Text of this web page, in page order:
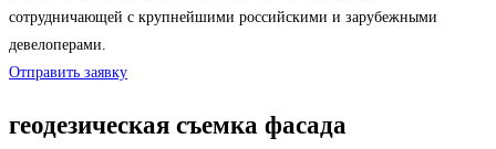
сотрудничающей с крупнейшими российскими и зарубежными
девелоперами.
Отправить заявку
геодезическая съемка фасада